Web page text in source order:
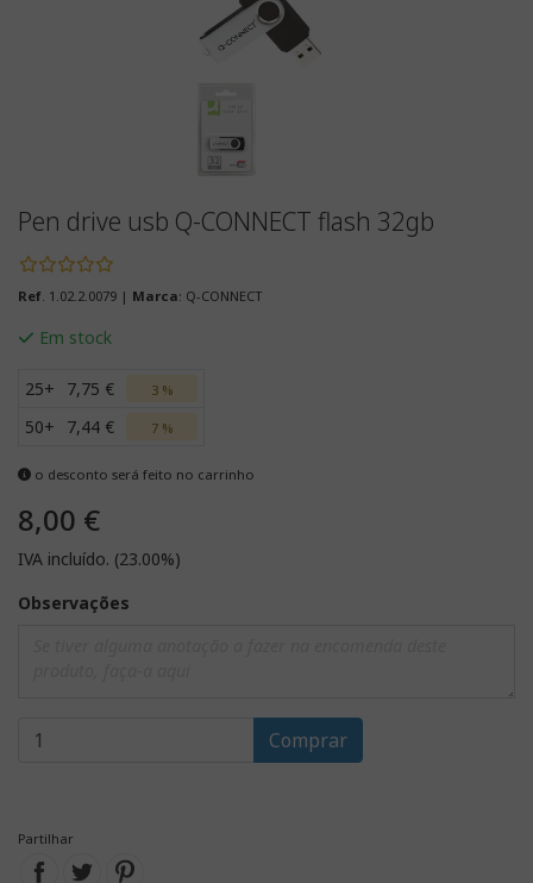
Pen drive usb Q-CONNECT flash 32gb
Ref . 1.02.2.0079 | Marca: Q-CONNECT
Em stock
25+ 7,75 € 3 %
50+ 7,44 € 7 %
o desconto será feito no carrinho
8,00 €
IVA incluído. (23.00%)
Observações
Comprar
Partilhar